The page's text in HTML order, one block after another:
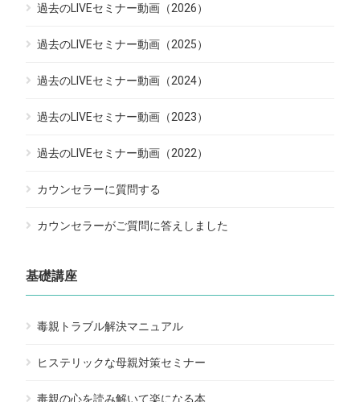
過去のLIVEセミナー動画（2026）
過去のLIVEセミナー動画（2025）
過去のLIVEセミナー動画（2024）
過去のLIVEセミナー動画（2023）
過去のLIVEセミナー動画（2022）
カウンセラーに質問する
カウンセラーがご質問に答えしました
基礎講座
毒親トラブル解決マニュアル
ヒステリックな母親対策セミナー
毒親の心を読み解いて楽になる本